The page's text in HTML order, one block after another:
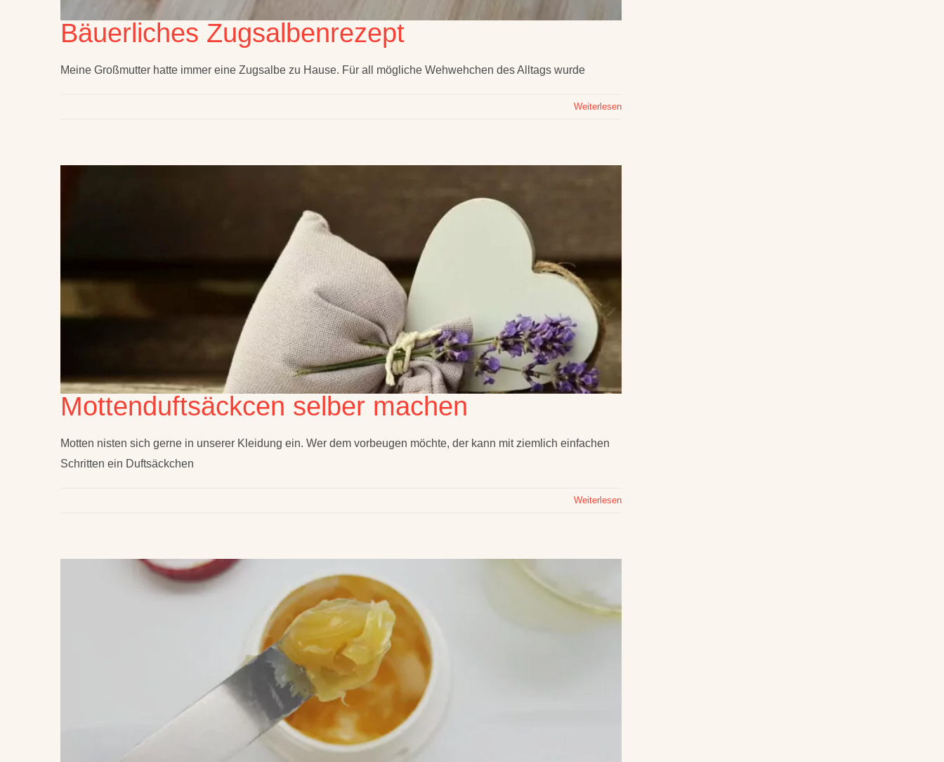
Bäuerliches Zugsalbenrezept
Meine Großmutter hatte immer eine Zugsalbe zu Hause. Für all mögliche Wehwehchen des Alltags wurde
Weiterlesen
Mottenduftsäckcen selber machen
Motten nisten sich gerne in unserer Kleidung ein. Wer dem vorbeugen möchte, der kann mit ziemlich einfachen
Schritten ein Duftsäckchen
Weiterlesen